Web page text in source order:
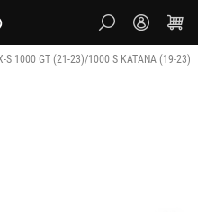
S 1000 GT (21-23)/1000 S KATANA (19-23)